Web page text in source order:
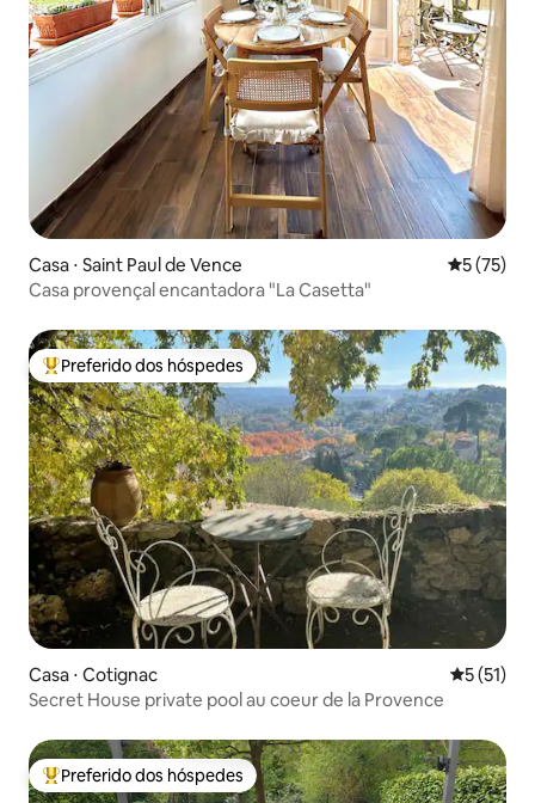
Casa ⋅ Saint Paul de Vence 5 de uma
5 (75)
Casa provençal encantadora "La Casetta"
Entre os melhores preferidos dos hóspedes
Preferido dos hóspedes
Casa ⋅ Cotignac 5 de uma
5 (51)
Secret House private pool au coeur de la Provence
Entre os melhores preferidos dos hóspedes
Preferido dos hóspedes